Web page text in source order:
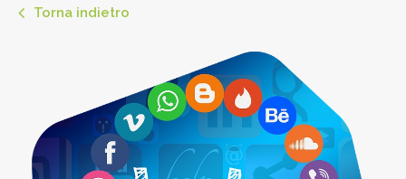
Torna indietro